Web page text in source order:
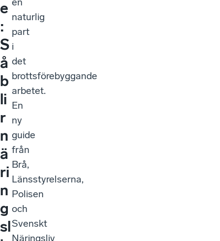
e
:
S
å
b
li
r
n
ä
ri
n
g
sl
naturlig
part
i
det
brottsförebyggande
arbetet.
En
ny
guide
från
Brå,
Länsstyrelserna,
Polisen
och
Svenskt
Näringsliv